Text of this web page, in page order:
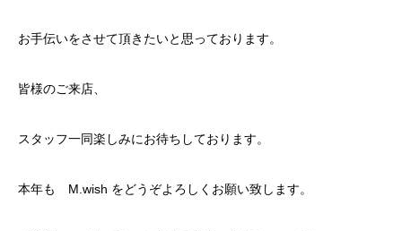
お手伝いをさせて頂きたいと思っております。
皆様のご来店、
スタッフ一同楽しみにお待ちしております。
本年も M.wish をどうぞよろしくお願い致します。